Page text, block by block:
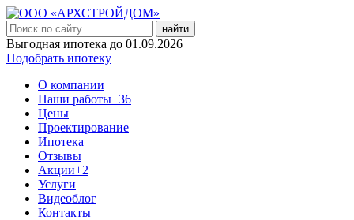
найти
Выгодная ипотека до 01.09.2026
Подобрать ипотеку
О компании
Наши работы+36
Цены
Проектирование
Ипотека
Отзывы
Акции+2
Услуги
Видеоблог
Контакты